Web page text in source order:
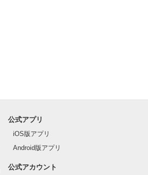
公式アプリ
iOS版アプリ
Android版アプリ
公式アカウント